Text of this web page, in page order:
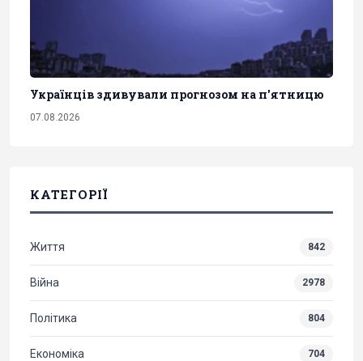
Українців здивували прогнозом на п'ятницю
07.08.2026
КАТЕГОРІЇ
Життя 842
Війна 2978
Політика 804
Економіка 704